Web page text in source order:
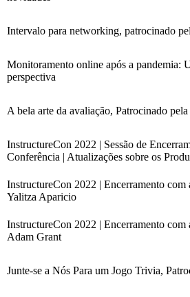
Intervalo para networking, patrocinado
Monitoramento online após a pandemia:
perspectiva
A bela arte da avaliação, Patrocinado
InstructureCon 2022 | Sessão de
Conferência | Atualizações sobre os
InstructureCon 2022 | Encerramento com
Yalitza Aparicio
InstructureCon 2022 | Encerramento com
Adam Grant
Junte-se a Nós Para um Jogo Trivia,